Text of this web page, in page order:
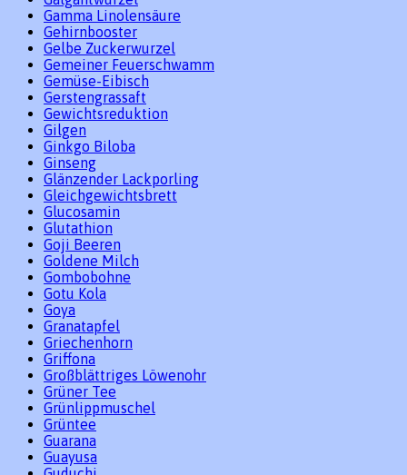
Gamma Linolensäure
Gehirnbooster
Gelbe Zuckerwurzel
Gemeiner Feuerschwamm
Gemüse-Eibisch
Gerstengrassaft
Gewichtsreduktion
Gilgen
Ginkgo Biloba
Ginseng
Glänzender Lackporling
Gleichgewichtsbrett
Glucosamin
Glutathion
Goji Beeren
Goldene Milch
Gombobohne
Gotu Kola
Goya
Granatapfel
Griechenhorn
Griffona
Großblättriges Löwenohr
Grüner Tee
Grünlippmuschel
Grüntee
Guarana
Guayusa